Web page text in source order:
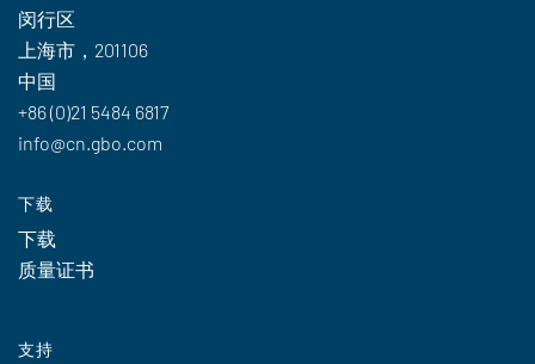
闵行区
上海市，201106
中国
+86 (0)21 5484 6817
info@cn.gbo.com
下载
下载
质量证书
支持